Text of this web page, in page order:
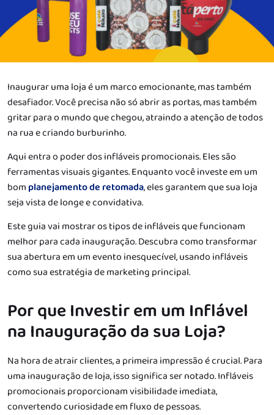
Inaugurar uma loja é um marco emocionante, mas também
desafiador. Você precisa não só abrir as portas, mas também
gritar para o mundo que chegou, atraindo a atenção de todos
na rua e criando burburinho.
Aqui entra o poder dos infláveis promocionais. Eles são
ferramentas visuais gigantes. Enquanto você investe em um
bom planejamento de retomada, eles garantem que sua loja
seja vista de longe e convidativa.
Este guia vai mostrar os tipos de infláveis que funcionam
melhor para cada inauguração. Descubra como transformar
sua abertura em um evento inesquecível, usando infláveis
como sua estratégia de marketing principal.
Por que Investir em um Inflável
na Inauguração da sua Loja?
Na hora de atrair clientes, a primeira impressão é crucial. Para
uma inauguração de loja, isso significa ser notado. Infláveis
promocionais proporcionam visibilidade imediata,
convertendo curiosidade em fluxo de pessoas.